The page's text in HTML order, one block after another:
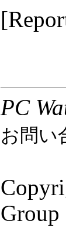
PC
お問い
Group